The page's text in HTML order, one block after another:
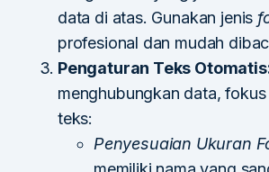
data di atas. Gunakan jenis
profesional dan mudah
Pengaturan Teks
menghubungkan data,
teks:
Penyesuaian Ukuran